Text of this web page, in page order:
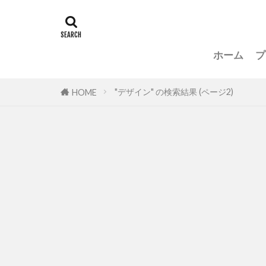
ホーム
HOME "デザイン" の検索結果 (ページ2)